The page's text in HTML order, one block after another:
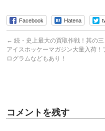
Facebook Hatena
← 続・史上最大の買取作戦！其の三
アイスホッケーマガジン大量入荷！
ログラムなどもあり！
コメントを残す